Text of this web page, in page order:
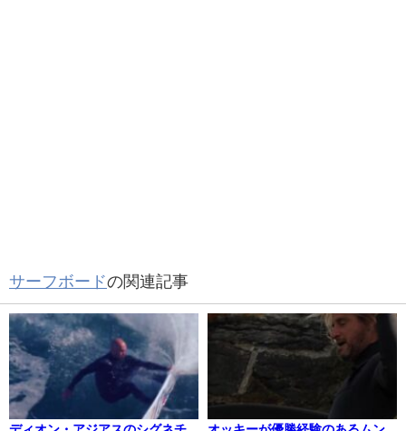
サーフボードの関連記事